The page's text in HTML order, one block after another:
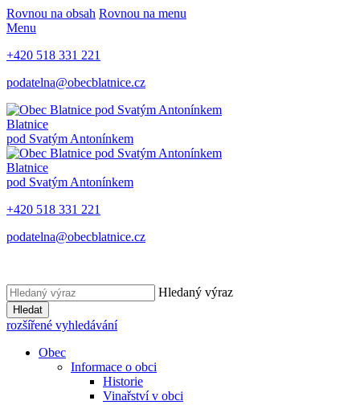
Rovnou na obsah Rovnou na menu
Menu
+420 518 331 221
podatelna@obecblatnice.cz
Blatnice
pod Svatým Antonínkem
Blatnice
pod Svatým Antonínkem
+420 518 331 221
podatelna@obecblatnice.cz
Hledaný výraz
Hledat
rozšířené vyhledávání
Obec
Informace o obci
Historie
Vinařství v obci